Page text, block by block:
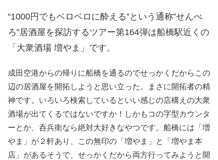
“1000円でもベロベロに酔える”という通称”せんべ
ろ”居酒屋を探訪するツアー第164弾は船橋駅近くの
「大衆酒場 増やま」です。
成田空港からの帰りに船橋を通るのでせっかくだからこの
辺の居酒屋を開拓しようと思い立った。まさに開拓者の精
神です。いろいろ検索しているといい感じの店構えの大衆
酒場が出てくるではないですか！しかもコの字型カウンタ
ーとか、呑兵衛なら絶対大好きなやつです。船橋には「増
やま」が２軒あり、この無印の「増やま」と「増やま本
店」があるそうで、せっかくだから両方行ってみようと開